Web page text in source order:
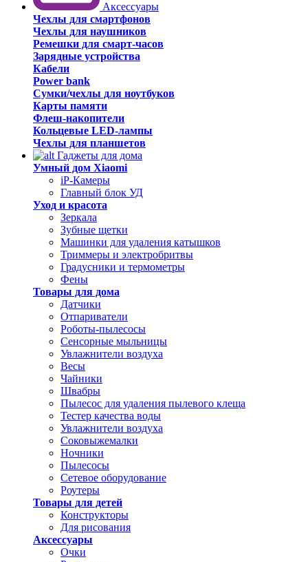
Аксессуары
Чехлы для смартфонов
Чехлы для наушников
Ремешки для смарт-часов
Зарядные устройства
Кабели
Power bank
Сумки/чехлы для ноутбуков
Карты памяти
Флеш-накопители
Кольцевые LED-лампы
Чехлы для планшетов
Гаджеты для дома
Умный дом Xiaomi
iP-Камеры
Главный блок УД
Уход и красота
Зеркала
Зубные щетки
Машинки для удаления катышков
Триммеры и электробритвы
Градусники и термометры
Фены
Товары для дома
Датчики
Отпариватели
Роботы-пылесосы
Сенсорные мыльницы
Увлажнители воздуха
Весы
Чайники
Швабры
Пылесос для удаления пылевого клеща
Тестер качества воды
Увлажнители воздуха
Соковыжемалки
Ночники
Пылесосы
Сетевое оборудование
Роутеры
Товары для детей
Конструкторы
Для рисования
Аксессуары
Очки